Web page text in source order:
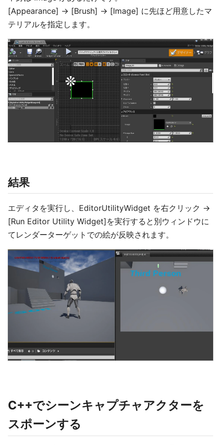
[Appearance] -> [Brush] -> [Image] に先ほど用意したマ
テリアルを指定します。
結果
エディタを実行し、EditorUtilityWidget を右クリック ->
[Run Editor Utility Widget]を実行すると別ウィンドウに
てレンダーターゲットでの絵が反映されます。
C++でシーンキャプチャアクターを
スポーンする